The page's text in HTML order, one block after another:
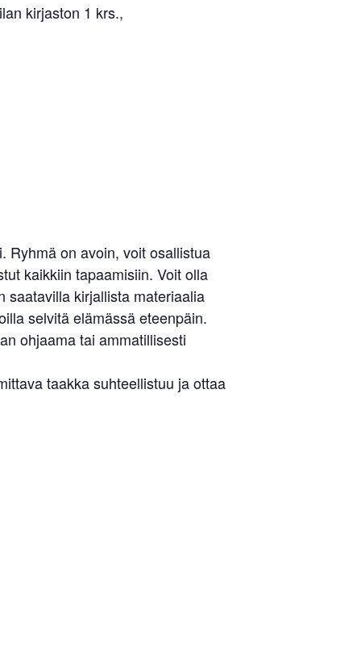
kirjaston 1 krs.,
Ryhmä on avoin, voit osallistua
kaikkiin tapaamisiin. Voit olla
saatavilla kirjallista materiaalia
selvitä elämässä eteenpäin.
ohjaama tai ammatillisesti
taakka suhteellistuu ja ottaa